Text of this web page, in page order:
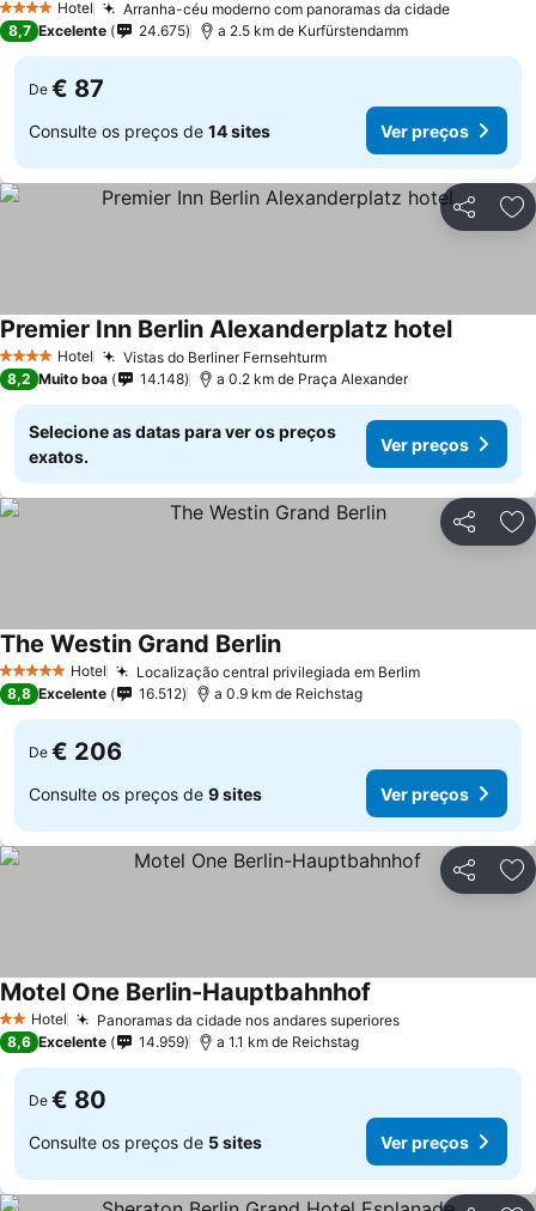
4 EstrelasHotel
Arranha-céu moderno com panoramas da cidade
8,7 Excelente 24.675 a 2.5 km de Kurfürstendamm
De € 87
Consulte os preços de 14 sites Ver preços
Partilhar
4 EstrelasHotel Vistas do Berliner Fernsehturm
Premier Inn Berlin Alexanderplatz hotel
8,2 Muito boa 14.148 a 0.2 km de Praça Alexander
Selecione as datas para ver os preços
exatos.
Ver preços
Partilhar
5 Estrelas Hotel Localização central privilegiada em Berlim
The Westin Grand Berlin
8,8 Excelente 16.512 a 0.9 km de Reichstag
De € 206
Consulte os preços de 9 sites Ver preços
Partilhar
2 Estrelas
Hotel Panoramas da cidade nos andares superiores
Motel One Berlin-Hauptbahnhof
8,6 Excelente 14.959 a 1.1 km de Reichstag
De € 80
Consulte os preços de 5 sites Ver preços